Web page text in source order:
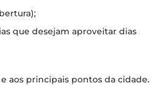
que desejam aproveitar dias
aos principais pontos da cidade.